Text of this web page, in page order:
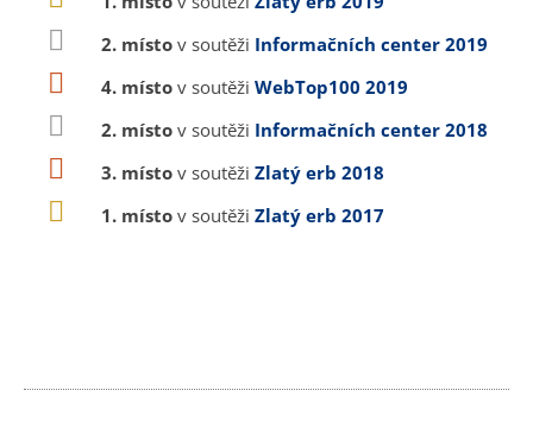
2. místo v soutěži Informačních center 2019
4. místo v soutěži WebTop100 2019
2. místo v soutěži Informačních center 2018
3. místo v soutěži Zlatý erb 2018
1. místo v soutěži Zlatý erb 2017